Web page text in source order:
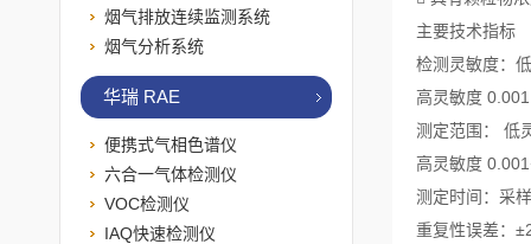
主要技术指标
检测灵敏度：
高灵敏度
测定范围： 低
高灵敏度
测定时间：采
重复性误差：
烟气排放连续监测系统
烟气分析系统
华瑞 RAE
便携式气相色谱仪
六合一气体检测仪
VOC检测仪
IAQ快速检测仪